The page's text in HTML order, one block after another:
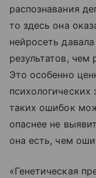
распознавания
то здесь она
нейросеть
результатов,
Это особенно
психологических
таких ошибок
опаснее не
она есть, чем
«Генетическая